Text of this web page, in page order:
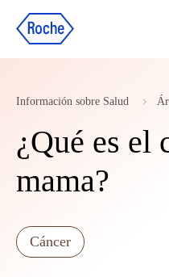
Información sobre Salud
¿Qué es el
mama?
Cáncer